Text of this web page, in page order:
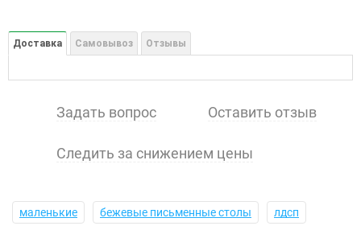
Доставка Самовывоз Отзывы
Задать вопрос Оставить отзыв
Следить за снижением цены
маленькие бежевые письменные столы лдсп